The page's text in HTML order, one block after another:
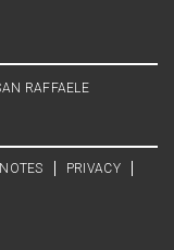
RAFFAELE
PRIVACY